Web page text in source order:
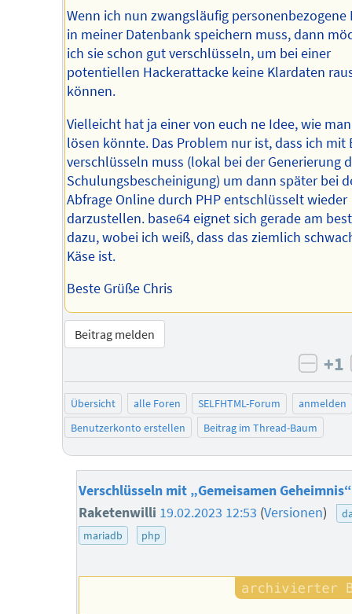
Wenn ich nun zwangsläufig personenbezogene
in meiner Datenbank speichern muss, dann
ich sie schon gut verschlüsseln, um bei einer
potentiellen Hackerattacke keine Klardaten
können.
Vielleicht hat ja einer von euch ne Idee, wie
lösen könnte. Das Problem nur ist, dass ich mit
verschlüsseln muss (lokal bei der Generierung
Schulungsbescheinigung) um dann später bei
Abfrage Online durch PHP entschlüsselt wieder
darzustellen. base64 eignet sich gerade am
dazu, wobei ich weiß, dass das ziemlich
Käse ist.
Beste Grüße Chris
Beitrag melden
+1
Übersicht alle Foren SELFHTML-Forum
anmelden
Benutzerkonto erstellen
Beitrag im Thread-Baum
Verschlüsseln mit „Gemeisamen Geheimnis“
Raketenwilli 19.02.2023 12:53 (Versionen)
mariadb
php